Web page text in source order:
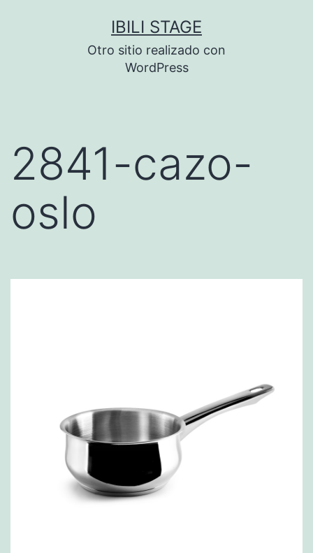
IBILI STAGE
Otro sitio realizado con
WordPress
2841-cazo-
oslo